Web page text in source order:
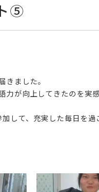
⑤
ました。
力が向上してきたのを実
して、充実した毎日を過